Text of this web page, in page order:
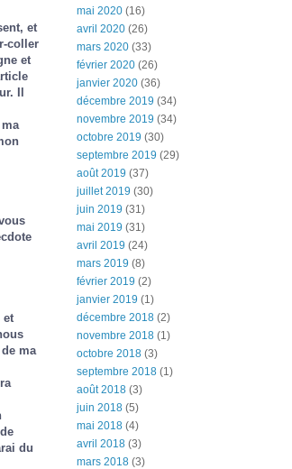
et
coller
et
Il
et
ma
du
mai 2020 (16)
avril 2020 (26)
mars 2020 (33)
février 2020 (26)
janvier 2020 (36)
décembre 2019 (34)
novembre 2019 (34)
octobre 2019 (30)
septembre 2019 (29)
août 2019 (37)
juillet 2019 (30)
juin 2019 (31)
mai 2019 (31)
avril 2019 (24)
mars 2019 (8)
février 2019 (2)
janvier 2019 (1)
décembre 2018 (2)
novembre 2018 (1)
octobre 2018 (3)
septembre 2018 (1)
août 2018 (3)
juin 2018 (5)
mai 2018 (4)
avril 2018 (3)
mars 2018 (3)